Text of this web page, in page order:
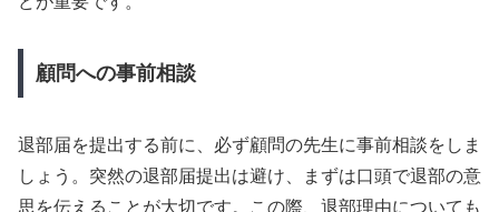
顧問への事前相談
退部届を提出する前に、必ず顧問の先生に事前相談をしま
しょう。突然の退部届提出は避け、まずは口頭で退部の意
思を伝えることが大切です。この際、退部理由についても